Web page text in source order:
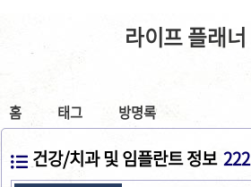
라이프 플래너
홈 태그 방명록
건강/치과 및 임플란트 정보 222